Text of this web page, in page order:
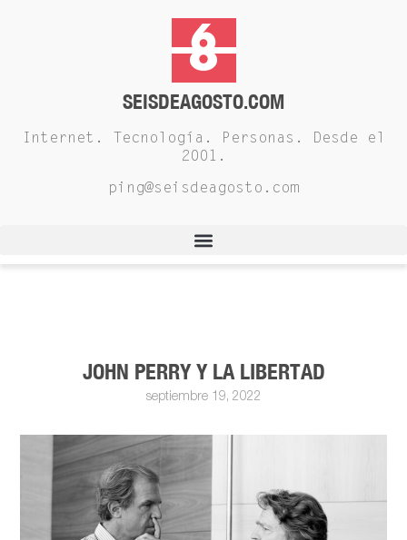
SEISDEAGOSTO.COM
Internet. Tecnología. Personas. Desde el
2001.
ping@seisdeagosto.com
JOHN PERRY Y LA LIBERTAD
septiembre 19, 2022